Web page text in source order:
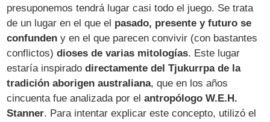
presuponemos tendrá lugar casi todo el juego. Se trata
de un lugar en el que el pasado, presente y futuro se
confunden y en el que parecen convivir (con bastantes
conflictos)dioses de varias mitologías. Este lugar
estaría inspiradodirectamente del Tjukurrpa de la
tradición aborigen australiana, que en los años
cincuenta fue analizada por elantropólogo W.E.H.
Stanner. Para intentar explicar este concepto, utilizó el